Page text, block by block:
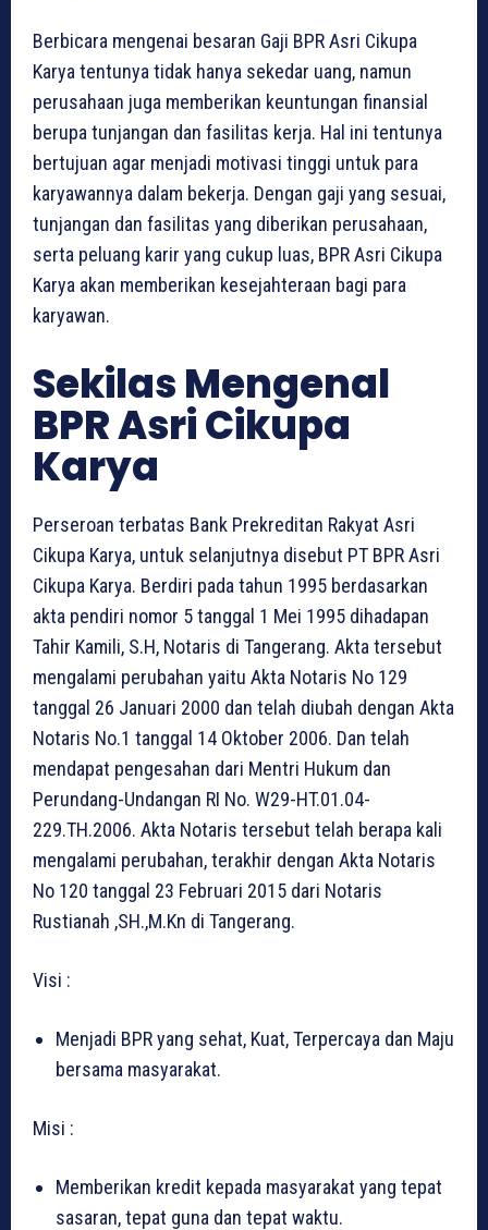
Berbicara mengenai besaran Gaji BPR Asri Cikupa
Karya tentunya tidak hanya sekedar uang, namun
perusahaan juga memberikan keuntungan finansial
berupa tunjangan dan fasilitas kerja. Hal ini tentunya
bertujuan agar menjadi motivasi tinggi untuk para
karyawannya dalam bekerja. Dengan gaji yang sesuai,
tunjangan dan fasilitas yang diberikan perusahaan,
serta peluang karir yang cukup luas, BPR Asri Cikupa
Karya akan memberikan kesejahteraan bagi para
karyawan.
Sekilas Mengenal
BPR Asri Cikupa
Karya
Perseroan terbatas Bank Prekreditan Rakyat Asri
Cikupa Karya, untuk selanjutnya disebut PT BPR Asri
Cikupa Karya. Berdiri pada tahun 1995 berdasarkan
akta pendiri nomor 5 tanggal 1 Mei 1995 dihadapan
Tahir Kamili, S.H, Notaris di Tangerang. Akta tersebut
mengalami perubahan yaitu Akta Notaris No 129
tanggal 26 Januari 2000 dan telah diubah dengan Akta
Notaris No.1 tanggal 14 Oktober 2006. Dan telah
mendapat pengesahan dari Mentri Hukum dan
Perundang-Undangan RI No. W29-HT.01.04-
229.TH.2006. Akta Notaris tersebut telah berapa kali
mengalami perubahan, terakhir dengan Akta Notaris
No 120 tanggal 23 Februari 2015 dari Notaris
Rustianah ,SH.,M.Kn di Tangerang.
Visi :
Menjadi BPR yang sehat, Kuat, Terpercaya dan Maju
bersama masyarakat.
Misi :
Memberikan kredit kepada masyarakat yang tepat
sasaran, tepat guna dan tepat waktu.